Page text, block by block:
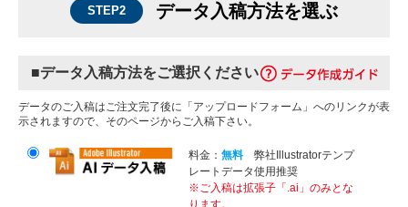
STEP2 データ入稿方法を選ぶ
■データ入稿方法をご選択ください
データのご入稿はご注文完了後に「アップロードフォーム」へのリンクが表
示されますので、そのページからご入稿下さい。
料金：無料 弊社Illustratorテンプ
レートデータ使用推奨
※ご入稿は拡張子「.ai」のみとな